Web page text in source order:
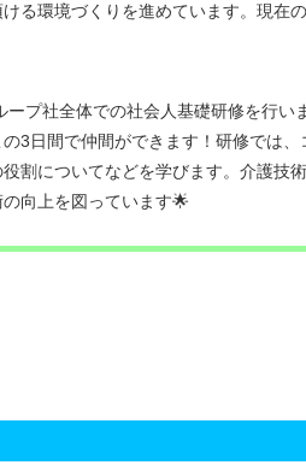
る環境づくりを進めています。現在の
プ社全体での社会人基礎研修を行い
3日間で仲間ができます！研修では、
割についてなどを学びます。介護技術
向上を図っています🌟